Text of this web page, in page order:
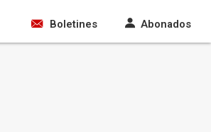
Boletines Abonados